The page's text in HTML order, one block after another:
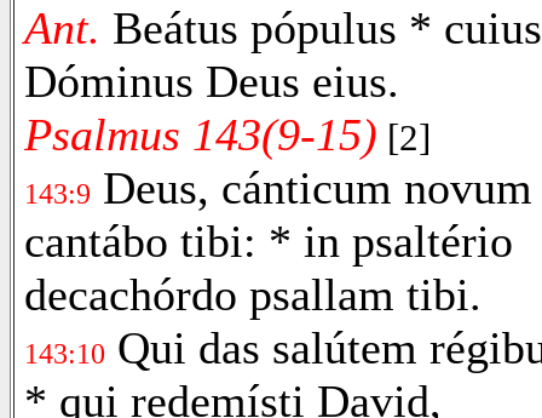
Ant. Beátus pópulus * cuius
Dóminus Deus eius.
Psalmus 143(9-15) [2]
143:9 Deus, cánticum novum
cantábo tibi: * in psaltério
decachórdo psallam tibi.
143:10 Qui das salútem
* qui redemísti David,